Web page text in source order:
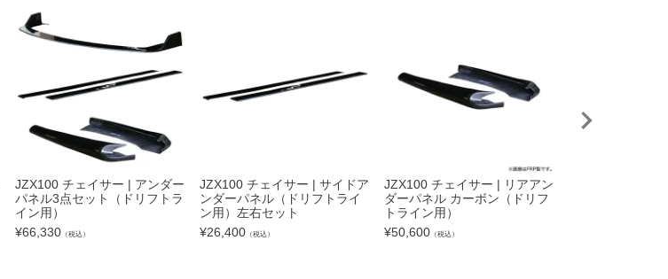
JZX100 チェイサー | アンダー
パネル3点セット（ドリフトラ
イン用）
¥66,330 （税込）
JZX100 チェイサー | サイドア
ンダーパネル（ドリフトライ
ン用）左右セット
¥26,400 （税込）
JZX100 チェイサー | リアアン
ダーパネル カーボン（ドリフ
トライン用）
¥50,600 （税込）